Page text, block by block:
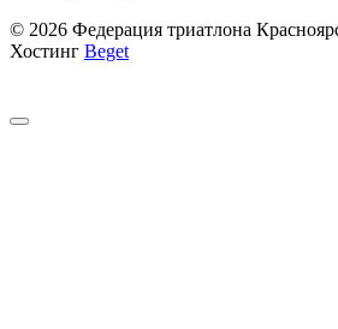
© 2026 Федерация триатлона
Хостинг Beget